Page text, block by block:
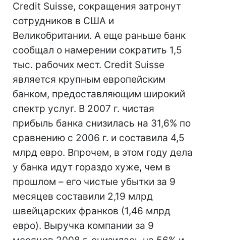
Credit Suisse, сокращения затронут
сотрудников в США и
Великобритании. А еще раньше банк
сообщал о намерении сократить 1,5
тыс. рабочих мест. Credit Suisse
является крупным европейским
банком, предоставляющим широкий
спектр услуг. В 2007 г. чистая
прибыль банка снизилась на 31,6% по
сравнению с 2006 г. и составила 4,5
млрд евро. Впрочем, в этом году дела
у банка идут гораздо хуже, чем в
прошлом – его чистые убытки за 9
месяцев составили 2,19 млрд
швейцарских франков (1,46 млрд
евро). Выручка компании за 9